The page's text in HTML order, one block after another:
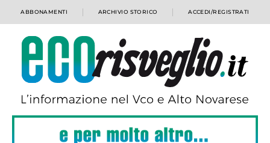
ABBONAMENTI ARCHIVIO STORICO ACCEDI/REGISTRATI